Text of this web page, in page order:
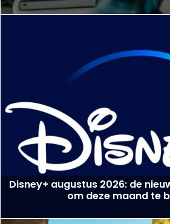
Disney+ augustus 2026: de
om deze maand te